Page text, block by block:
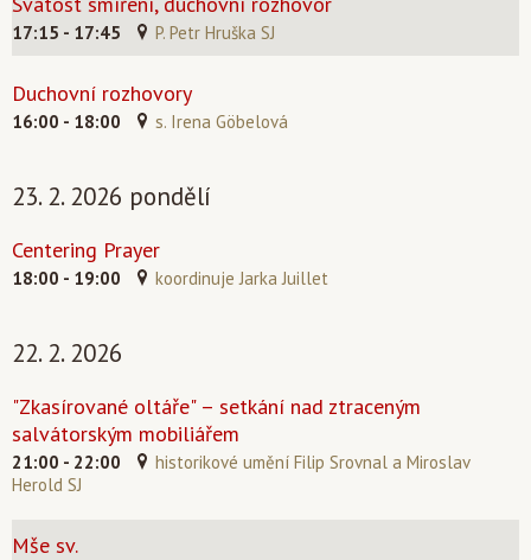
17:15 - 17:45 P. Petr Hruška SJ
Duchovní rozhovory
16:00 - 18:00 s. Irena Göbelová
23. 2. 2026 pondělí
Centering Prayer
18:00 - 19:00 koordinuje Jarka Juillet
22. 2. 2026
"Zkasírované oltáře" – setkání nad ztraceným
salvátorským mobiliářem
21:00 - 22:00
historikové umění Filip Srovnal a Miroslav
Herold SJ
Mše sv.